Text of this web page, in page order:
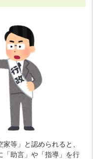
等」と認められると、
「助言」や「指導」を行